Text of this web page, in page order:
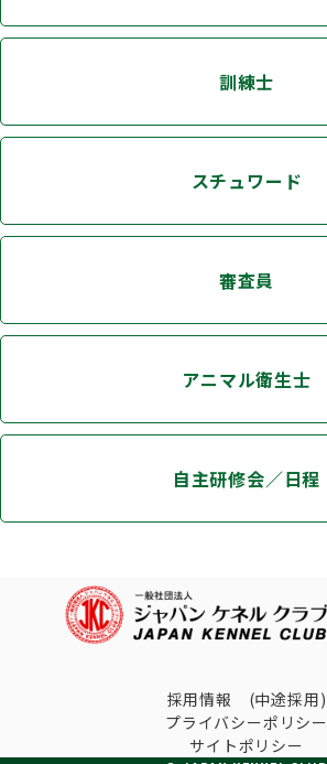
犬の絵コンクールについて
愛犬とのふれあいの俳句について
訓練士
スチュワード
審査員
アニマル衛生士
自主研修会／日程
採用情報 (中途採用)
プライバシーポリシー
サイトポリシー